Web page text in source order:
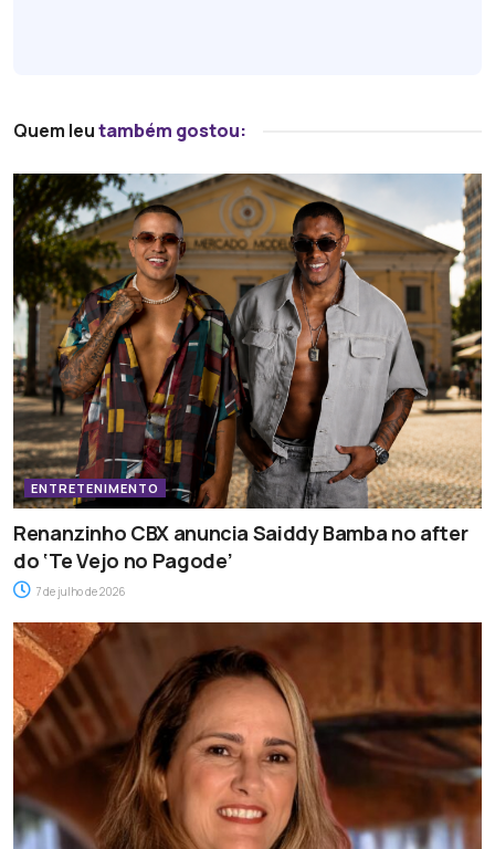
Quem leutambém gostou:
ENTRETENIMENTO
Renanzinho CBX anuncia Saiddy Bamba no after
do ‘Te Vejo no Pagode’
7 de julho de 2026